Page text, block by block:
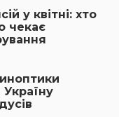
у квітні: хто
чекає